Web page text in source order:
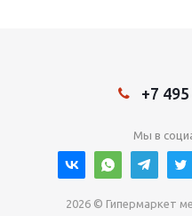
+7
Мы в
2026 © Гипермаркет